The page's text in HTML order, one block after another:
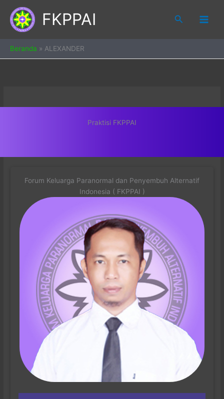
content
FKPPAI Search
Beranda » ALEXANDER
Praktisi FKPPAI
Forum Keluarga Paranormal dan Penyembuh Alternatif
Indonesia ( FKPPAI )